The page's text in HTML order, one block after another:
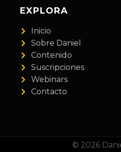
EXPLORA
Inicio
Sobre Daniel
Contenido
Suscripciones
Webinars
Contacto
© 2026